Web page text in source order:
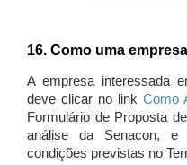
16. Como uma
A empresa interessada
deve clicar no link Como
Formulário de Proposta
análise da Senacon,
condições previstas no